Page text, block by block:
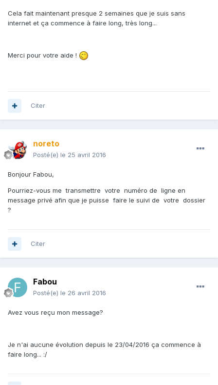
Cela fait maintenant presque 2 semaines que je suis sans
internet et ça commence à faire long, très long...
Merci pour votre aide !
Citer
noreto
Posté(e) le 25 avril 2016
Bonjour Fabou,
Pourriez-vous me transmettre votre numéro de ligne en
message privé afin que je puisse faire le suivi de votre dossier
?
Citer
Fabou
Posté(e) le 26 avril 2016
Avez vous reçu mon message?
Je n'ai aucune évolution depuis le 23/04/2016 ça commence à
faire long... :/